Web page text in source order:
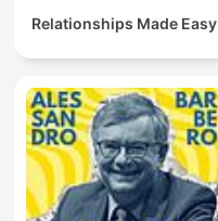
Relationships Made Easy